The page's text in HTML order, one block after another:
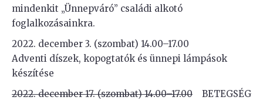
mindenkit „Ünnepváró” családi alkotó
foglalkozásainkra.
2022. december 3. (szombat) 14.00–17.00
Adventi díszek, kopogtatók és ünnepi lámpások
készítése
2022. december 17. (szombat) 14.00–17.00 BETEGSÉG